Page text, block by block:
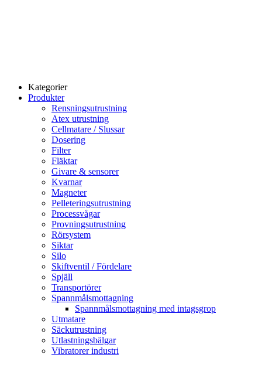
Kategorier
Produkter
Rensningsutrustning
Atex utrustning
Cellmatare / Slussar
Dosering
Filter
Fläktar
Givare & sensorer
Kvarnar
Magneter
Pelleteringsutrustning
Processvågar
Provningsutrustning
Rörsystem
Siktar
Silo
Skiftventil / Fördelare
Spjäll
Transportörer
Spannmålsmottagning
Spannmålsmottagning med intagsgrop
Utmatare
Säckutrustning
Utlastningsbälgar
Vibratorer industri